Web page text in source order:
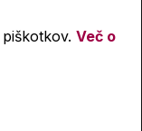
Več o